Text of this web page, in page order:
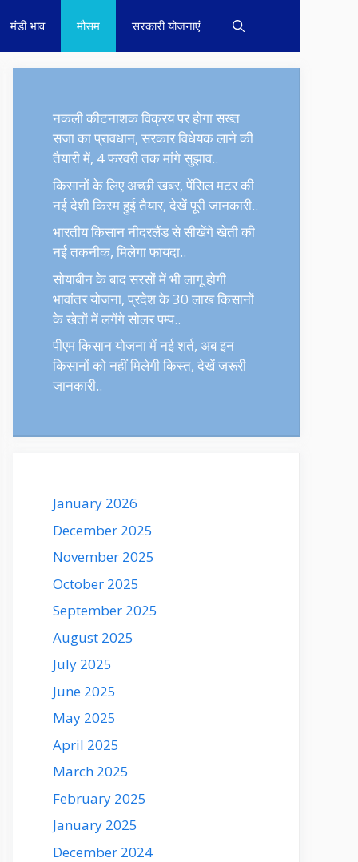
मंडी भाव मौसम सरकारी योजनाएं
नकली कीटनाशक विक्रय पर होगा सख्त
सजा का प्रावधान, सरकार विधेयक लाने की
तैयारी में, 4 फरवरी तक मांगे सुझाव..
किसानों के लिए अच्छी खबर, पेंसिल मटर की
नई देशी किस्म हुई तैयार, देखें पूरी जानकारी..
भारतीय किसान नीदरलैंड से सीखेंगे खेती की
नई तकनीक, मिलेगा फायदा..
सोयाबीन के बाद सरसों में भी लागू होगी
भावांतर योजना, प्रदेश के 30 लाख किसानों
के खेतों में लगेंगे सोलर पम्प..
पीएम किसान योजना में नई शर्त, अब इन
किसानों को नहीं मिलेगी किस्त, देखें जरूरी
जानकारी..
January 2026
December 2025
November 2025
October 2025
September 2025
August 2025
July 2025
June 2025
May 2025
April 2025
March 2025
February 2025
January 2025
December 2024